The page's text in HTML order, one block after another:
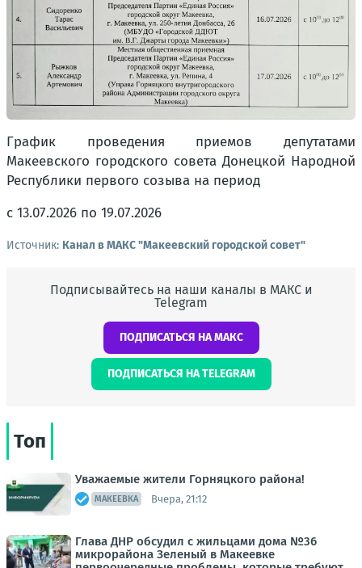
График проведения приемов депутатами
Макеевского городского совета Донецкой Народной
Республики первого созыва на период
с 13.07.2026 по 19.07.2026
Источник: Канал в МАКС "Макеевский городской совет"
Подписывайтесь на наши каналы в МАКС и
Telegram
ПОДПИСАТЬСЯ НА МАКС
ПОДПИСАТЬСЯ НА TELEGRAM
Топ
Уважаемые жители Горняцкого района!
МАКЕЕВКА Вчера, 21:12
Глава ДНР обсудил с жильцами дома №36
микрорайона Зеленый в Макеевке